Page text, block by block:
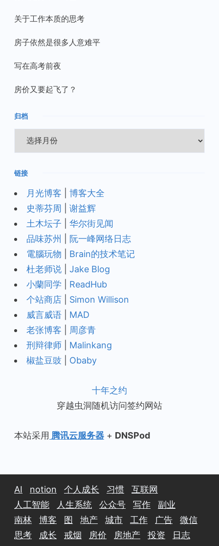
关于工作本质的思考
房子依然是很多人意难平
写在高考前夜
房价又要起飞了？
归档
档
链接
月光博客
博客大全
史蒂芬周
谢益辉
土木坛子
华尔街见闻
品味苏州
阮一峰网络日志
電腦玩物
Brain的技术笔记
杜老师说
Jake Blog
小蘭同学
ReadHub
个站商店
Simon Willison
威言威语
MAD
老张博客
周彦青
刑辩律师
Malinkang
椒盐豆豉
Obaby
十年之约
穿越虫洞随机访问签约网站
本站采用 腾讯云服务器 + DNSPod
AI notion 个人成长 习惯
互联网
人工智能
人生系统 公众号 写作
副业
南林
博客 图 地产 城市 工作 广告
微信
思考
成长 戒烟 房价 房地产 投资
日志